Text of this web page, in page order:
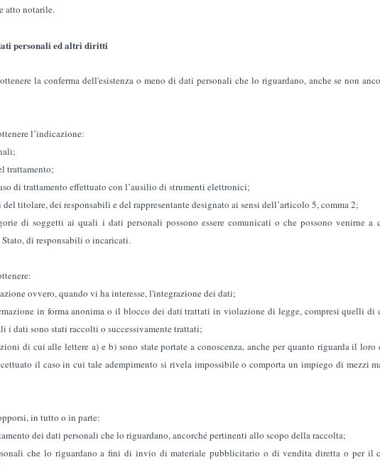
atto notarile.
personali ed altri diritti
la conferma dell'esistenza o meno di dati personali che lo riguardano, anche se non
l’indicazione:
trattamento;
di trattamento effettuato con l’ausilio di strumenti elettronici;
titolare, dei responsabili e del rappresentante designato ai sensi dell’articolo 5, comma 2;
di soggetti ai quali i dati personali possono essere comunicati o che possono venirne a
di responsabili o incaricati.
ovvero, quando vi ha interesse, l'integrazione dei dati;
in forma anonima o il blocco dei dati trattati in violazione di legge, compresi quelli di
i dati sono stati raccolti o successivamente trattati;
di cui alle lettere a) e b) sono state portate a conoscenza, anche per quanto riguarda il
il caso in cui tale adempimento si rivela impossibile o comporta un impiego di mezzi
in tutto o in parte:
dei dati personali che lo riguardano, ancorché pertinenti allo scopo della raccolta;
che lo riguardano a fini di invio di materiale pubblicitario o di vendita diretta o per il